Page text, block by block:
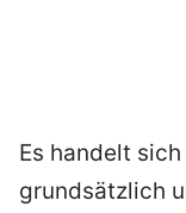
Es handelt
grundsätzlich